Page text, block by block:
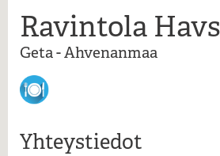
Näytä vain kartalla näkyvät kohteet
Geta - Ahvenanmaa
Havsvidden
Ravintola
Geta - Ahvenanmaa
Yhteystiedot